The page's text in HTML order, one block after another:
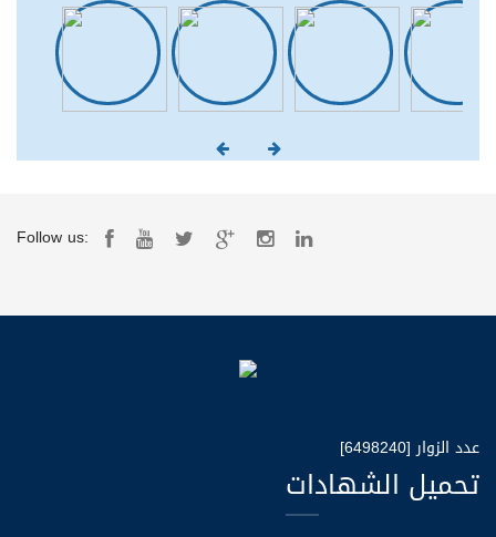
Follow us:
عدد الزوار [6498240]
تحميل الشهادات